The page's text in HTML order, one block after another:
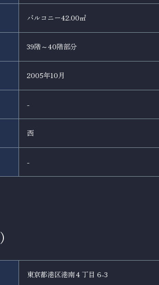
バルコニー42.00㎡
39階～40階部分
2005年10月
-
西
-
）
東京都港区港南４丁目 6-3